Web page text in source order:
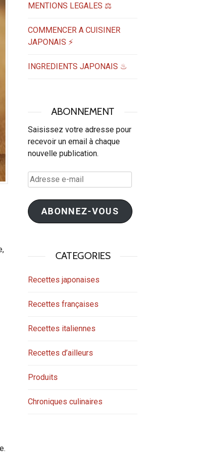
MENTIONS LEGALES ⚖️
COMMENCER A CUISINER
JAPONAIS ⚡
INGREDIENTS JAPONAIS ♨
ABONNEMENT
Saisissez votre adresse pour
recevoir un email à chaque
nouvelle publication.
Adresse
e-
mail
ABONNEZ-VOUS
CATEGORIES
Recettes japonaises
Recettes françaises
Recettes italiennes
Recettes d’ailleurs
Produits
Chroniques culinaires